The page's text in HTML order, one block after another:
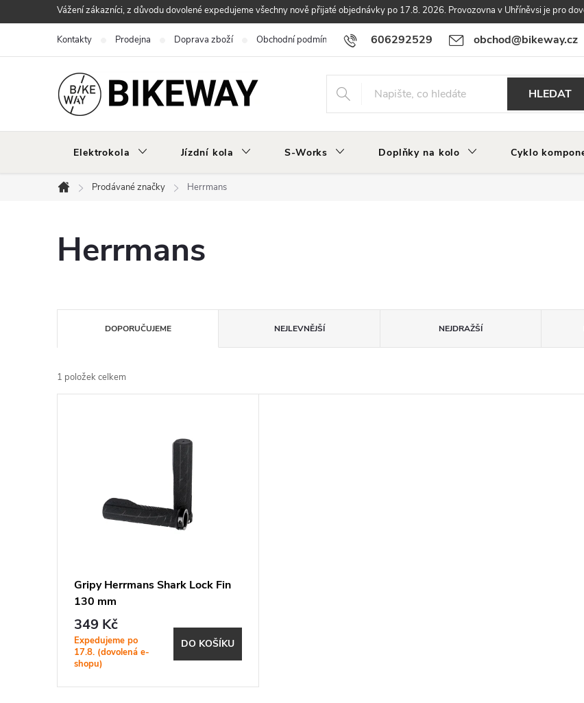
na
Vážení zákazníci, z důvodu dovolené expedujeme všechny nově přijaté objednávky po 17.8. 2026. Provozovna v Uhříněvsi je pro
606292529 obchod@bikeway.cz
Kontakty Prodejna Doprava zboží Obchodní podmínky Podmínky ochrany osobních údajů Vrácení a
HLEDAT
Elektrokola Jízdní kola S-Works Doplňky na kolo Cyklo
Domů
Prodávané značky Herrmans
Herrmans
a
z
DOPORUČUJEME NEJLEVNĚJŠÍ NEJDRAŽŠÍ
1 položek celkem
d
Gripy Herrmans Shark Lock Fin
130 mm
349 Kč
Expedujeme po
17.8. (dovolená e-
shopu)
DO KOŠÍKU